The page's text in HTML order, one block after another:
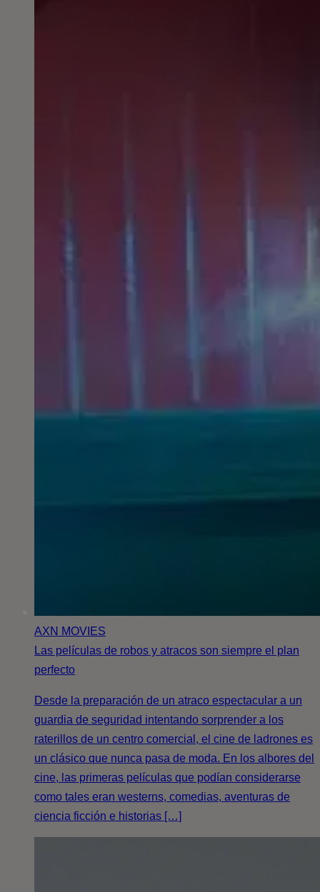
AXN MOVIES
Las películas de robos y atracos son siempre el plan
perfecto
Desde la preparación de un atraco espectacular a un
guardia de seguridad intentando sorprender a los
raterillos de un centro comercial, el cine de ladrones es
un clásico que nunca pasa de moda. En los albores del
cine, las primeras películas que podían considerarse
como tales eran westerns, comedias, aventuras de
ciencia ficción e historias […]